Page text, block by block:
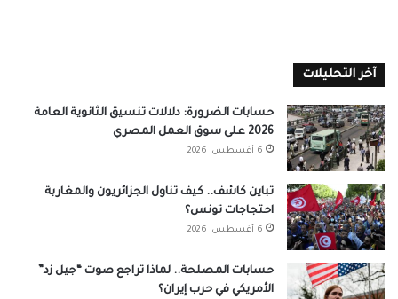
آخر التحليلات
حسابات الضرورة: دلالات تنسيق الثانوية العامة
2026 على سوق العمل المصري
6 أغسطس، 2026
تباين كاشف.. كيف تناول الجزائريون والمغاربة
احتجاجات تونس؟
6 أغسطس، 2026
حسابات المصلحة.. لماذا تراجع صوت “جيل زد”
الأمريكي في حرب إيران؟